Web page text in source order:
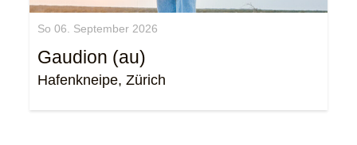
So 06. September 2026
Gaudion (au)
Hafenkneipe, Zürich